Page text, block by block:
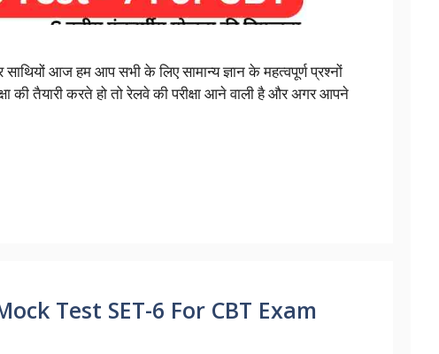
आज हम आप सभी के लिए सामान्य ज्ञान के महत्वपूर्ण प्रश्नों
तैयारी करते हो तो रेलवे की परीक्षा आने वाली है और अगर आपने
Test SET-6 For CBT Exam